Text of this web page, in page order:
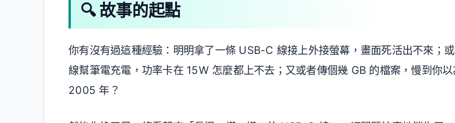
🔍 故事的起點
你有沒有過這種經驗：明明拿了一條 USB-C 線接上外接螢幕，畫面死活出不來；
線幫筆電充電，功率卡在 15W 怎麼都上不去；又或者傳個幾 GB 的檔案，慢到你
2005 年？